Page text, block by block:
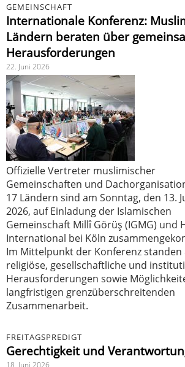
GEMEINSCHAFT
Internationale Konferenz:
Ländern beraten über
Herausforderungen
22. Juni 2026
Offizielle Vertreter muslimischer
Gemeinschaften und
17 Ländern sind am Sonntag, den 13.
2026, auf Einladung der Islamischen
Gemeinschaft Millî Görüş (IGMG) und
International bei Köln
Im Mittelpunkt der Konferenz standen
religiöse, gesellschaftliche und
Herausforderungen sowie
langfristigen grenzüberschreitenden
Zusammenarbeit.
FREITAGSPREDIGT
Gerechtigkeit und
18. Juni 2026